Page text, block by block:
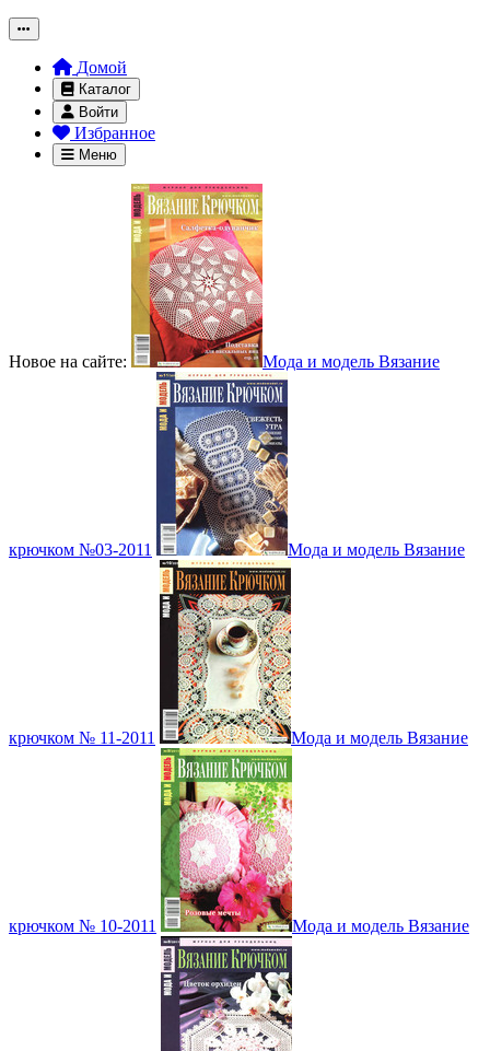
Домой
Каталог
Войти
Избранное
Меню
Новое на сайте: Мода и модель Вязание
крючком №03-2011 Мода и модель Вязание
крючком № 11-2011 Мода и модель Вязание
крючком № 10-2011 Мода и модель Вязание